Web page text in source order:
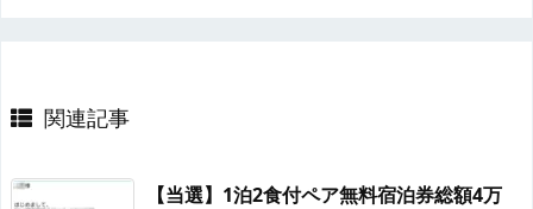
関連記事
【当選】1泊2食付ペア無料宿泊券総額4万